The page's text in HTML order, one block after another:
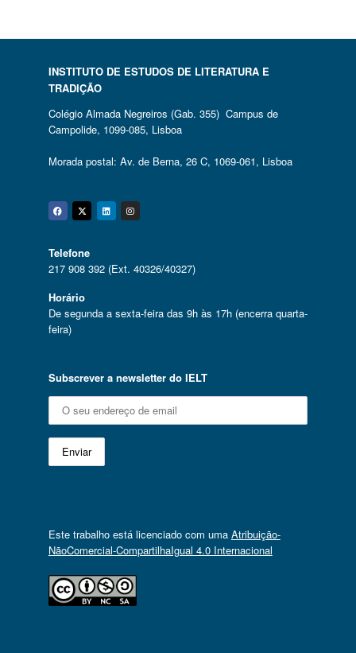
INSTITUTO DE ESTUDOS DE LITERATURA E
TRADIÇÃO
Colégio Almada Negreiros (Gab. 355) Campus de
Campolide, 1099-085, Lisboa
Morada postal: Av. de Berna, 26 C, 1069-061, Lisboa
Facebook
Twitter
Linkedin
Instagram
Telefone
217 908 392 (Ext. 40326/40327)
Horário
De segunda a sexta-feira das 9h às 17h (encerra quarta-
feira)
Subscrever a newsletter do IELT
Este trabalho está licenciado com uma Atribuição-
NãoComercial-CompartilhaIgual 4.0 Internacional